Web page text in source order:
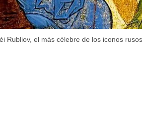
Rubliov, el más célebre de los iconos rusos